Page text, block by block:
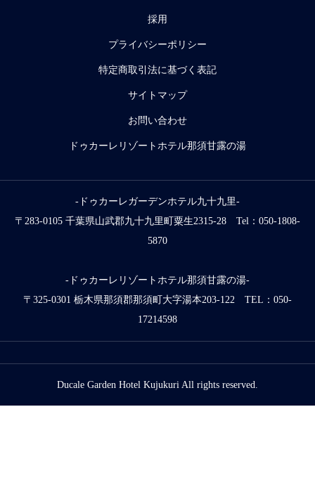
採用
プライバシーポリシー
特定商取引法に基づく表記
サイトマップ
お問い合わせ
ドゥカーレリゾートホテル那須甘露の湯
-ドゥカーレガーデンホテル九十九里-
〒283-0105 千葉県山武郡九十九里町粟生2315-28 Tel：050-1808-
5870
-ドゥカーレリゾートホテル那須甘露の湯-
〒325-0301 栃木県那須郡那須町大字湯本203-122 TEL：050-
17214598
Ducale Garden Hotel Kujukuri All rights reserved.